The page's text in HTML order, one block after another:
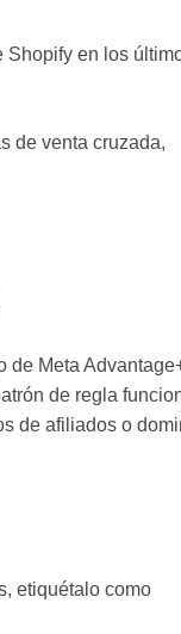
en los
de venta cruzada,
Meta
de regla
de afiliados o
etiquétalo como